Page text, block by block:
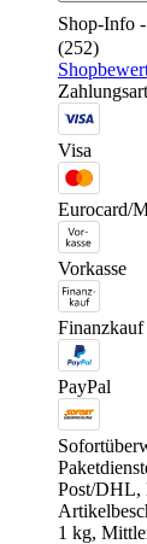
Shop-Info
(252)
Visa
Eurocard/
Vorkasse
Finanzkauf
PayPal
Post/DHL,
1 kg,